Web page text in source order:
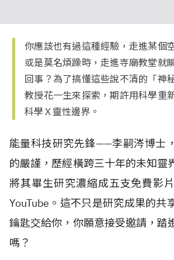
你應該也有過這種經驗，走進某個
或是莫名煩躁時，走進寺廟教堂就
回事？為了搞懂這些說不清的「神
教授花一生來探索，期許用科學重
科學Ｘ靈性邊界。
能量科技研究先鋒——李嗣涔博士
的嚴謹，歷經橫跨三十年的未知靈
將其畢生研究濃縮成五支免費影
YouTube。這不只是研究成果的共
鑰匙交給你，你願意接受邀請，踏
嗎？